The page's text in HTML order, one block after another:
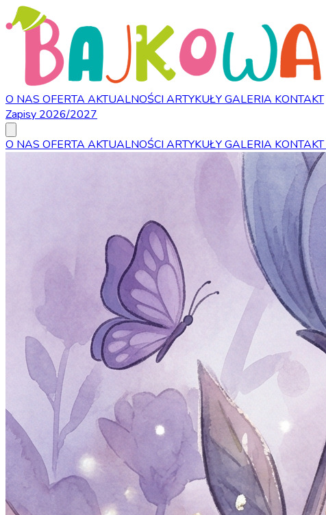
O NAS OFERTA AKTUALNOŚCI ARTYKUŁYGALERIA KONTAKT
Zapisy 2026/2027
O NAS OFERTA AKTUALNOŚCI ARTYKUŁYGALERIA KONTAKT